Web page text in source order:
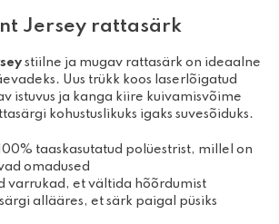
Jersey rattasärk
stiilne ja mugav rattasärk on ideaalne
Uus trükk koos laserlõigatud
istuvus ja kanga kiire kuivamisvõime
kohustuslikuks igaks suvesõiduks.
taaskasutatud polüestrist, millel on
omadused
varrukad, et vältida hõõrdumist
allääres, et särk paigal püsiks